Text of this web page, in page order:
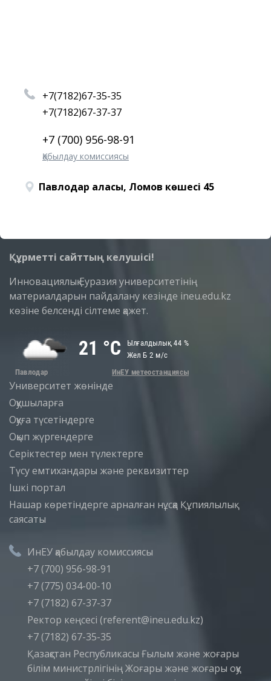
+7(7182)67-35-35
+7(7182)67-37-37
+7 (700) 956-98-91
Қабылдау комиссиясы
Павлодар қаласы, Ломов көшесі 45
Құрметті сайттың келушісі!
Инновациялық Еуразия университетінің
материалдарын пайдалану кезінде ineu.edu.kz
көзіне белсенді сілтеме қажет.
Университет жөнінде
Оқушыларға
Оқуға түсетіндерге
Оқып жүргендерге
Серіктестер мен түлектерге
Түсу емтихандары және реквизиттер
Iшкi портал
Нашар көретіндерге арналған нұсқа Құпиялылық
саясаты
ИнЕУ қабылдау комиссиясы
+7 (700) 956-98-91
+7 (775) 034-00-10
+7 (7182) 67-37-37
Ректор кеңсесі (referent@ineu.edu.kz)
+7 (7182) 67-35-35
Қазақстан Республикасы Ғылым және жоғары
білім министрлігінің Жоғары және жоғары оқу